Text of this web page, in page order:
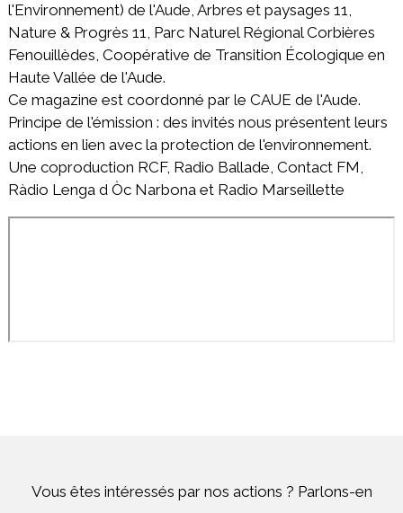
l'Environnement) de l'Aude, Arbres et paysages 11,
Nature & Progrès 11, Parc Naturel Régional Corbières
Fenouillèdes, Coopérative de Transition Écologique en
Haute Vallée de l'Aude.
Ce magazine est coordonné par le CAUE de l'Aude.
Principe de l'émission : des invités nous présentent leurs
actions en lien avec la protection de l'environnement.
Une coproduction RCF, Radio Ballade, Contact FM,
Ràdio Lenga d Òc Narbona et Radio Marseillette
Vous êtes intéressés par nos actions ? Parlons-en